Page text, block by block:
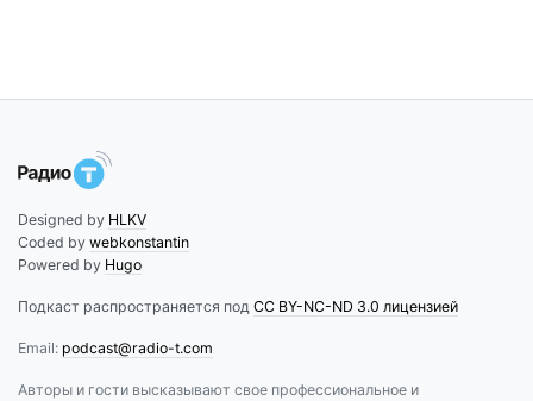
Designed by HLKV
Coded by webkonstantin
Powered by Hugo
Подкаст распространяется под CC BY-NC-ND 3.0 лицензией
Email: podcast@radio-t.com
Авторы и гости высказывают свое профессиональное и